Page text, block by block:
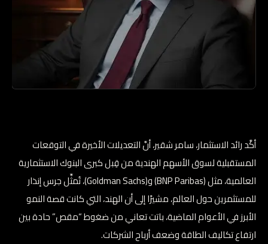
أكَّد رائد الاستثمار، سامر شقير، أنَّ التعديلات الأخيرة في التوقعات
المستقبلية لسوق الأسهم الهندية من قِبل كبرى البنوك الاستثمارية
العالمية، مثل (BNP Paribas) و(Goldman Sachs)، تُمثِّل جرس إنذار
للمستثمرين حول العالم، مشيرًا إلى أن الهند، التي كانت قصة النمو
الأبرز في الأعوام الماضية، باتت تعاني من ضغوط “مقص” حادة بين
ارتفاع تكاليف الطاقة وضعف أرباح الشركات.